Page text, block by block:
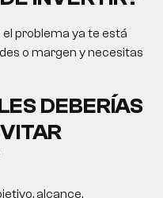
problema ya te está
o margen y necesitas
DEBERÍAS
alcance,